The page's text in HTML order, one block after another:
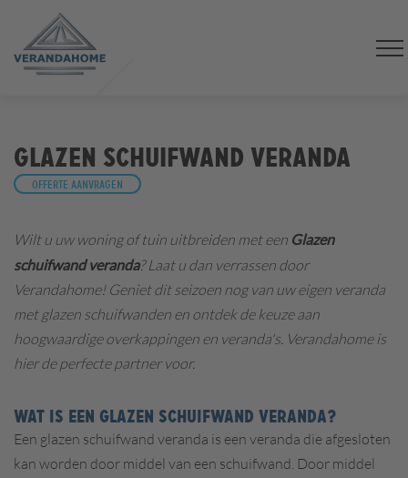
Glazen schuifwand veranda
Offerte aanvragen
Wilt u uw woning of tuin uitbreiden met een Glazen
schuifwand veranda? Laat u dan verrassen door
Verandahome! Geniet dit seizoen nog van uw eigen veranda
met glazen schuifwanden en ontdek de keuze aan
hoogwaardige overkappingen en veranda's. Verandahome is
hier de perfecte partner voor.
WAT IS EEN GLAZEN SCHUIFWAND VERANDA?
Een glazen schuifwand veranda is een veranda die afgesloten
kan worden door middel van een schuifwand. Door middel